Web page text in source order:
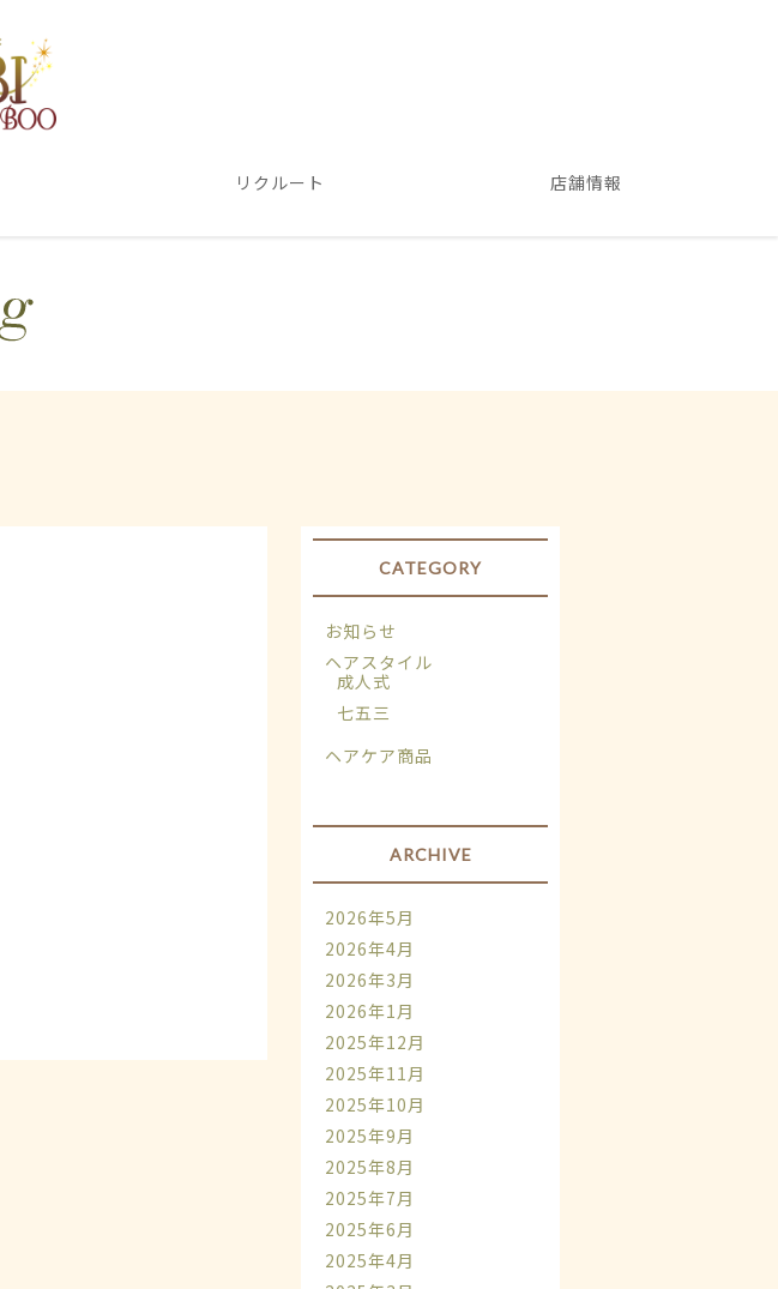
リクルート 店舗情報
CATEGORY
お知らせ
ヘアスタイル
成人式
七五三
ヘアケア商品
ARCHIVE
2026年5月
2026年4月
2026年3月
2026年1月
2025年12月
2025年11月
2025年10月
2025年9月
2025年8月
2025年7月
2025年6月
2025年4月